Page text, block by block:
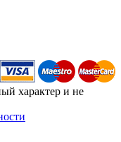
характер и не